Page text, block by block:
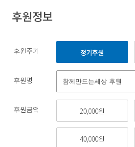
후원정보
후원주기 정기후원
후원명
후원금액 20,000원
40,000원